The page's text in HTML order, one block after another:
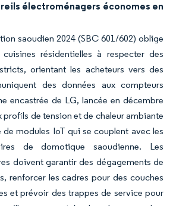
électroménagers économes en
saoudien 2024 (SBC 601/602) oblige
résidentielles à respecter des
orientant les acheteurs vers des
des données aux compteurs
encastrée de LG, lancée en décembre
profils de tension et de chaleur ambiante
modules IoT qui se couplent avec les
de domotique saoudienne. Les
doivent garantir des dégagements de
renforcer les cadres pour des couches
et prévoir des trappes de service pour